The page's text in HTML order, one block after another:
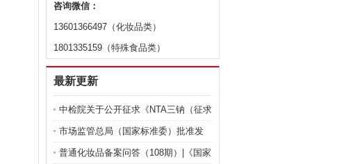
咨询微信：
13601366497（化妆品类）
1801335159（特殊食品类）
最新更新
中检院关于公开征求《NTA三钠（征求
意见稿）》等9项化妆品标准意见的通
知
市场监管总局（国家标准委）批准发
布化妆品强制性国家标准《化妆品 安
普通化妆品备案问答（108期）|《国家